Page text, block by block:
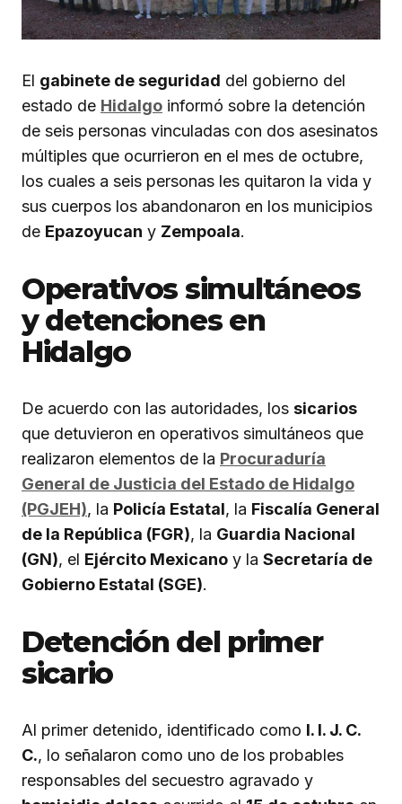
El gabinete de seguridad del gobierno del
estado de Hidalgo informó sobre la detención
de seis personas vinculadas con dos asesinatos
múltiples que ocurrieron en el mes de octubre,
los cuales a seis personas les quitaron la vida y
sus cuerpos los abandonaron en los municipios
de Epazoyucan y Zempoala.
Operativos simultáneos
y detenciones en
Hidalgo
De acuerdo con las autoridades, los sicarios
que detuvieron en operativos simultáneos que
realizaron elementos de la Procuraduría
General de Justicia del Estado de Hidalgo
(PGJEH), la Policía Estatal, la Fiscalía General
de la República (FGR), la Guardia Nacional
(GN), el Ejército Mexicano y la Secretaría de
Gobierno Estatal (SGE).
Detención del primer
sicario
Al primer detenido, identificado como I. I. J. C.
C., lo señalaron como uno de los probables
responsables del secuestro agravado y